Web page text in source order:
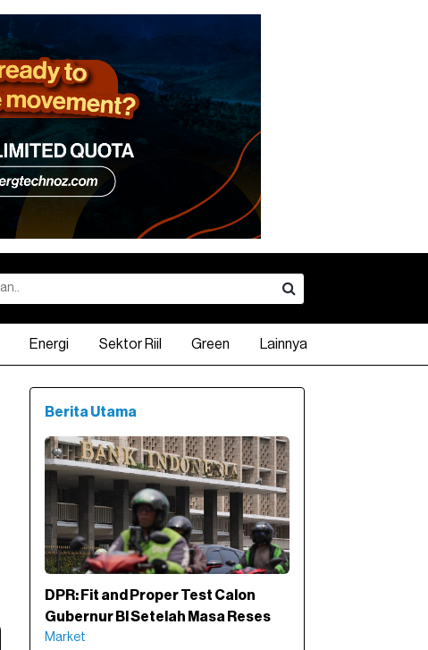
Energi Sektor Riil Green Lainnya
Berita Utama
DPR: Fit and Proper Test Calon
Gubernur BI Setelah Masa Reses
Market